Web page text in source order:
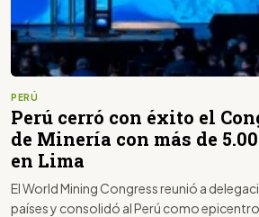
PERÚ
Perú cerró con éxito el
de Minería con más de
en Lima
El World Mining Congress reunió a
países y consolidó al Perú como